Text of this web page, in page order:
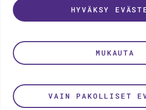
MUKAUTA
VAIN PAKOLLISET
HYVÄKSY
SEURAA
LinkedInInstagram
Rekisteri- ja